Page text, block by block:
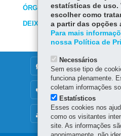
ÓRGÃO RESPONSÁVEL
DEIXE SUA OPINIÃO
MAPA DO SITE
DENUNCIE CORRUPÇÃO
OUVIDORIA
estatísticas de uso.
escolher como
a partir das opções
Para mais
nossa Política de
Necessários
Sem esse tipo de
funciona plenamente.
coletam informações
Estatísticos
Esses cookies nos
como os visitantes
site. As informações